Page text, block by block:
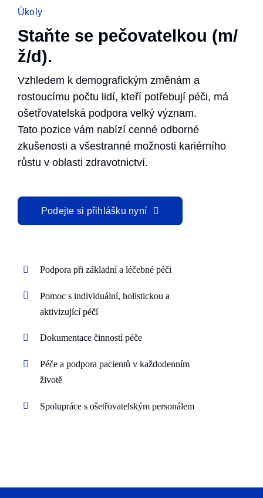
Úkoly
Staňte se pečovatelkou (m/
ž/d).
Vzhledem k demografickým změnám a
rostoucímu počtu lidí, kteří potřebují péči, má
ošetřovatelská podpora velký význam.
Tato pozice vám nabízí cenné odborné
zkušenosti a všestranné možnosti kariérního
růstu v oblasti zdravotnictví.
Podejte si přihlášku nyní
Podpora při základní a léčebné péči
Pomoc s individuální, holistickou a
aktivizující péčí
Dokumentace činností péče
Péče a podpora pacientů v každodenním
životě
Spolupráce s ošetřovatelským personálem